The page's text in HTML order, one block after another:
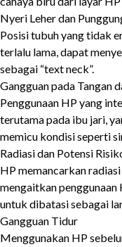
Nyeri Leher dan
Posisi tubuh yang tidak
terlalu lama, dapat
sebagai “text neck”.
Gangguan pada Tangan
Penggunaan HP yang
terutama pada ibu jari,
memicu kondisi seperti
Radiasi dan Potensi
HP memancarkan
mengaitkan penggunaan
untuk dibatasi sebagai
Gangguan Tidur
Menggunakan HP